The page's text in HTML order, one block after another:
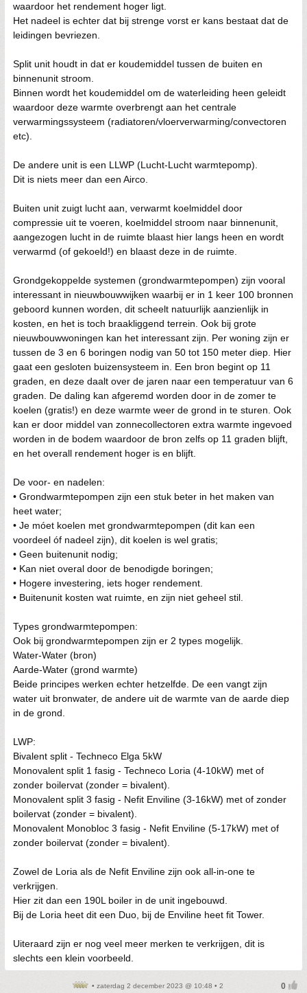
waardoor het rendement hoger ligt.
Het nadeel is echter dat bij strenge vorst er kans bestaat dat de
leidingen bevriezen.
Split unit houdt in dat er koudemiddel tussen de buiten en
binnenunit stroom.
Binnen wordt het koudemiddel om de waterleiding heen geleidt
waardoor deze warmte overbrengt aan het centrale
verwarmingssysteem (radiatoren/vloerverwarming/convectoren
etc).
De andere unit is een LLWP (Lucht-Lucht warmtepomp).
Dit is niets meer dan een Airco.
Buiten unit zuigt lucht aan, verwarmt koelmiddel door
compressie uit te voeren, koelmiddel stroom naar binnenunit,
aangezogen lucht in de ruimte blaast hier langs heen en wordt
verwarmd (of gekoeld!) en blaast deze in de ruimte.
Grondgekoppelde systemen (grondwarmtepompen) zijn vooral
interessant in nieuwbouwwijken waarbij er in 1 keer 100 bronnen
geboord kunnen worden, dit scheelt natuurlijk aanzienlijk in
kosten, en het is toch braakliggend terrein. Ook bij grote
nieuwbouwwoningen kan het interessant zijn. Per woning zijn er
tussen de 3 en 6 boringen nodig van 50 tot 150 meter diep. Hier
gaat een gesloten buizensysteem in. Een bron begint op 11
graden, en deze daalt over de jaren naar een temperatuur van 6
graden. De daling kan afgeremd worden door in de zomer te
koelen (gratis!) en deze warmte weer de grond in te sturen. Ook
kan er door middel van zonnecollectoren extra warmte ingevoed
worden in de bodem waardoor de bron zelfs op 11 graden blijft,
en het overall rendement hoger is en blijft.
De voor- en nadelen:
• Grondwarmtepompen zijn een stuk beter in het maken van
heet water;
• Je móet koelen met grondwarmtepompen (dit kan een
voordeel óf nadeel zijn), dit koelen is wel gratis;
• Geen buitenunit nodig;
• Kan niet overal door de benodigde boringen;
• Hogere investering, iets hoger rendement.
• Buitenunit kosten wat ruimte, en zijn niet geheel stil.
Types grondwarmtepompen:
Ook bij grondwarmtepompen zijn er 2 types mogelijk.
Water-Water (bron)
Aarde-Water (grond warmte)
Beide principes werken echter hetzelfde. De een vangt zijn
water uit bronwater, de andere uit de warmte van de aarde diep
in de grond.
LWP:
Bivalent split - Techneco Elga 5kW
Monovalent split 1 fasig - Techneco Loria (4-10kW) met of
zonder boilervat (zonder = bivalent).
Monovalent split 3 fasig - Nefit Enviline (3-16kW) met of zonder
boilervat (zonder = bivalent).
Monovalent Monobloc 3 fasig - Nefit Enviline (5-17kW) met of
zonder boilervat (zonder = bivalent).
Zowel de Loria als de Nefit Enviline zijn ook all-in-one te
verkrijgen.
Hier zit dan een 190L boiler in de unit ingebouwd.
Bij de Loria heet dit een Duo, bij de Enviline heet fit Tower.
Uiteraard zijn er nog veel meer merken te verkrijgen, dit is
slechts een klein voorbeeld.
• zaterdag 2 december 2023 @ 10:48 • 2